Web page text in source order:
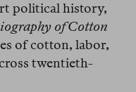
political history,
of Cotton
of cotton, labor,
twentieth-